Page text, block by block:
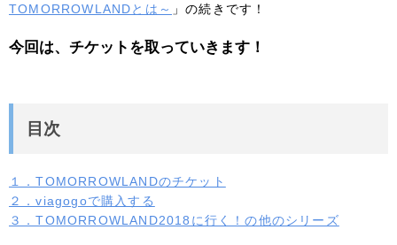
TOMORROWLANDとは～ 」の続きです！
今回は、チケットを取っていきます！
目次
１．TOMORROWLANDのチケット
２．viagogoで購入する
３．TOMORROWLAND2018に行く！の他のシリーズ